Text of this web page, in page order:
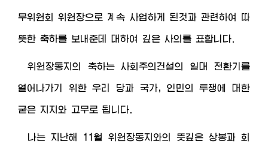
무위원회 위원장으로 계속 사업하게 된것과 관련하여 따
뜻한 축하를 보내준데 대하여 깊은 사의를 표합니다.
위원장동지 의 축하는 사회주의건설의 일대 전환기를
열어나가기 위한 우리 당과 국가, 인민의 투쟁에 대한
굳은 지지와 고무로 됩니다.
나는 지난해 11월 위원장동지 와의 뜻깊은 상봉과 회